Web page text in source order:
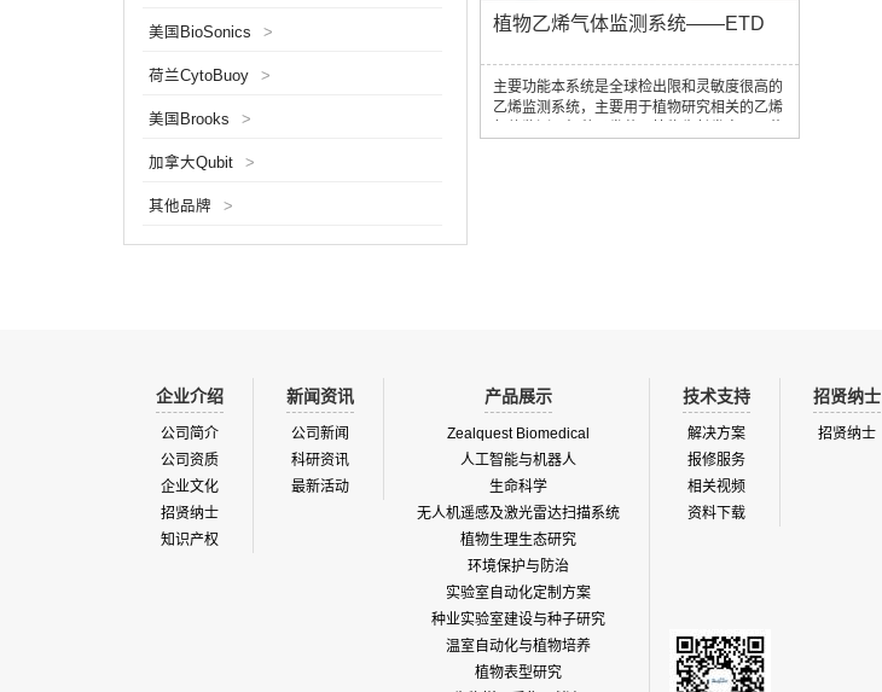
美国BioSonics >
荷兰CytoBuoy >
美国Brooks >
加拿大Qubit >
其他品牌 >
植物乙烯气体监测系统——ETD
主要功能本系统是全球检出限和灵敏度很高的
乙烯监测系统，主要用于植物研究相关的乙烯
企业介绍
公司简介
公司资质
企业文化
招贤纳士
知识产权
新闻资讯
公司新闻
科研资讯
最新活动
产品展示
Zealquest Biomedical
人工智能与机器人
生命科学
无人机遥感及激光雷达扫描系统
植物生理生态研究
环境保护与防治
实验室自动化定制方案
种业实验室建设与种子研究
温室自动化与植物培养
植物表型研究
技术支持
解决方案
报修服务
相关视频
资料下载
招贤纳士
招贤纳士